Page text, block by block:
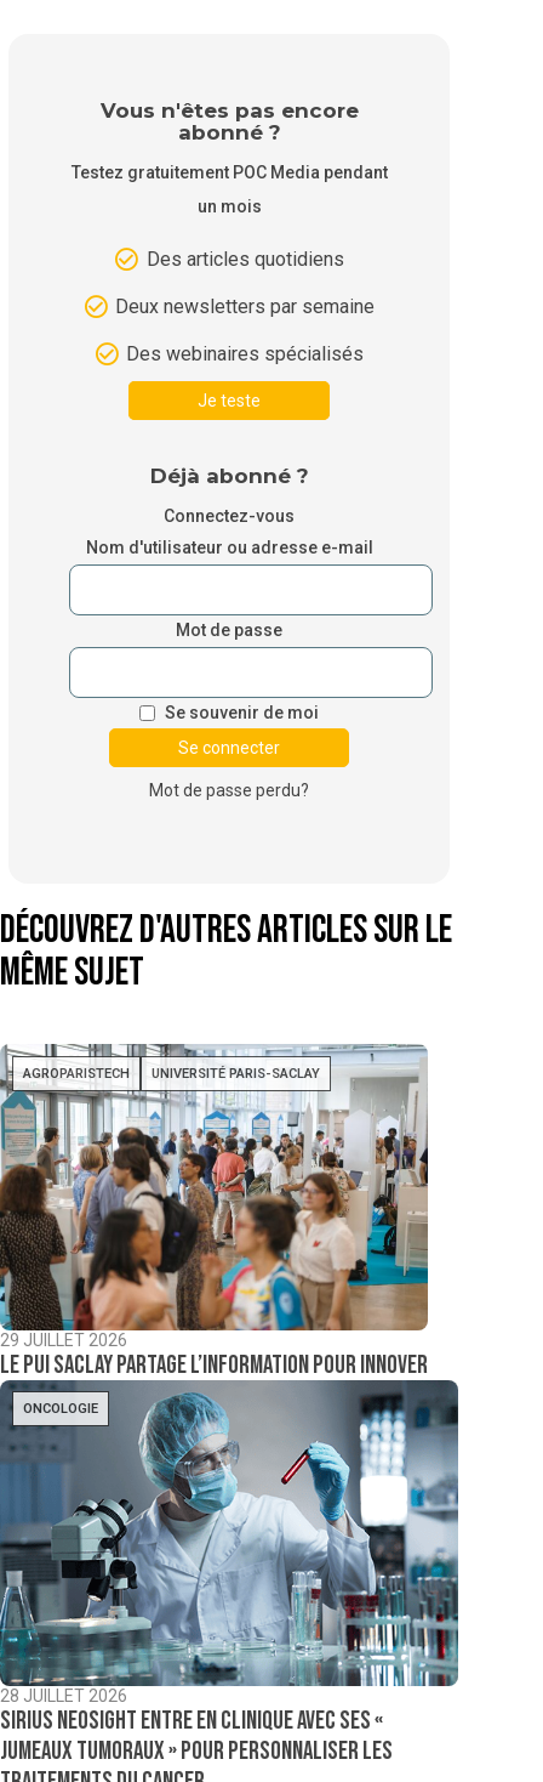
Vous n'êtes pas encore
abonné ?
Testez gratuitement POC Media pendant
un mois
Des articles quotidiens
Deux newsletters par semaine
Des webinaires spécialisés
Je teste
Déjà abonné ?
Connectez-vous
Nom d'utilisateur ou adresse e-mail
Mot de passe
Se souvenir de moi
Mot de passe perdu?
Découvrez d'autres articles sur le
même sujet
AGROPARISTECH UNIVERSITÉ PARIS-SACLAY
29 JUILLET 2026
Le PUI Saclay partage l’information pour innover
ONCOLOGIE
28 JUILLET 2026
Sirius NeoSight entre en clinique avec ses «
jumeaux tumoraux » pour personnaliser les